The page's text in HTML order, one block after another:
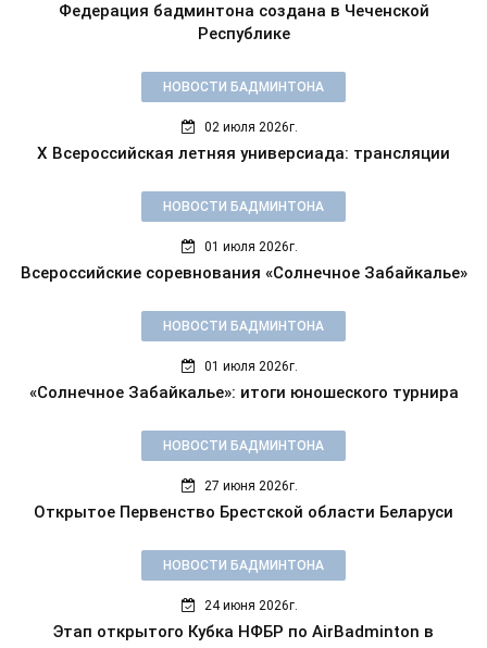
Федерация бадминтона создана в Чеченской
Республике
НОВОСТИ БАДМИНТОНА
02 июля 2026г.
X Всероссийская летняя универсиада: трансляции
НОВОСТИ БАДМИНТОНА
01 июля 2026г.
Всероссийские соревнования «Солнечное Забайкалье»
НОВОСТИ БАДМИНТОНА
01 июля 2026г.
«Солнечное Забайкалье»: итоги юношеского турнира
НОВОСТИ БАДМИНТОНА
27 июня 2026г.
Открытое Первенство Брестской области Беларуси
НОВОСТИ БАДМИНТОНА
24 июня 2026г.
Этап открытого Кубка НФБР по AirBadminton в